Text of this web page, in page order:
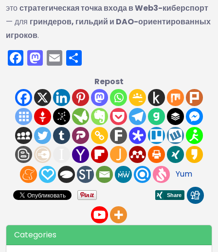
этостратегическая точка входа в Web3-киберспорт
— для гриндеров, гильдий и DAO-ориентированных
игроков.
Facebook
Mastodon
Email
Repost
Yum
Categories